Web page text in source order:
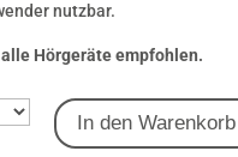
nutzbar.
alle Hörgeräte empfohlen.
In den Warenkorb